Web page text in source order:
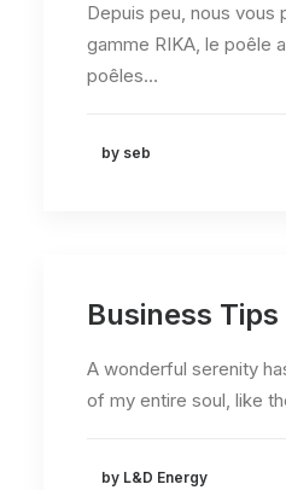
Depuis peu, nous vous
gamme RIKA, le poêle
poêles…
by seb
Business
A wonderful serenity
of my entire soul, like
by L&D Energy